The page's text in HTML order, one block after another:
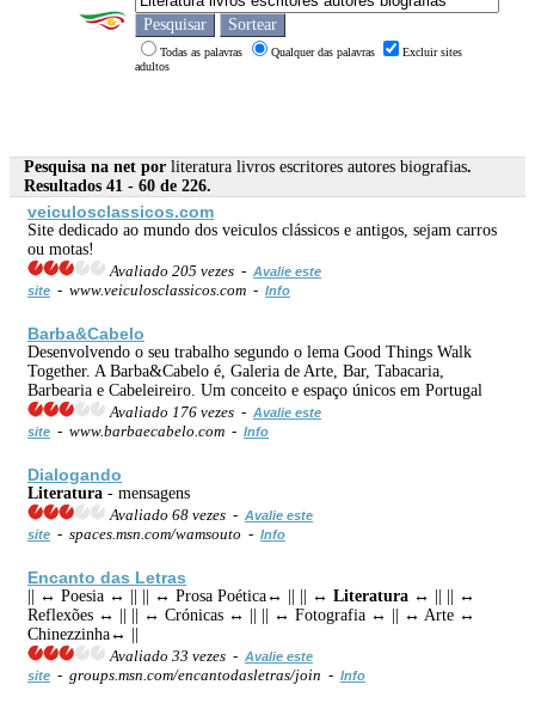
Todas as palavras Qualquer das palavras
Excluir sites
adultos
Pesquisa na net por literatura livros escritores autores biografias.
Resultados 41 - 60 de 226.
veiculosclassicos.com
Site dedicado ao mundo dos veiculos clássicos e antigos, sejam carros
ou motas!
Avaliado 205 vezes - Avalie este
site - www.veiculosclassicos.com - Info
Barba&Cabelo
Desenvolvendo o seu trabalho segundo o lema Good Things Walk
Together. A Barba&Cabelo é, Galeria de Arte, Bar, Tabacaria,
Barbearia e Cabeleireiro. Um conceito e espaço únicos em Portugal
Avaliado 176 vezes - Avalie este
site - www.barbaecabelo.com - Info
Dialogando
Literatura - mensagens
Avaliado 68 vezes - Avalie este
site - spaces.msn.com/wamsouto - Info
Encanto das Letras
|| ↔ Poesia ↔ || || ↔ Prosa Poética↔ || || ↔ Literatura ↔ || || ↔
Reflexões ↔ || || ↔ Crónicas ↔ || || ↔ Fotografia ↔ || ↔ Arte ↔
Chinezzinha↔ ||
Avaliado 33 vezes - Avalie este
site - groups.msn.com/encantodasletras/join - Info